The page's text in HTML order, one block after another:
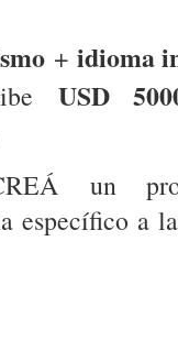
+ idioma
USD
un
específico a